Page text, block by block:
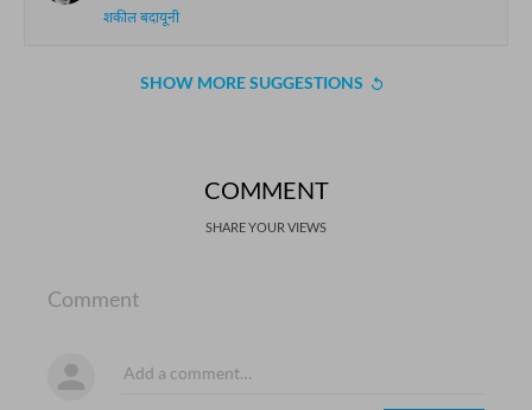
शकील बदायूनी
SHOW MORE SUGGESTIONS
COMMENT
SHARE YOUR VIEWS
Comment